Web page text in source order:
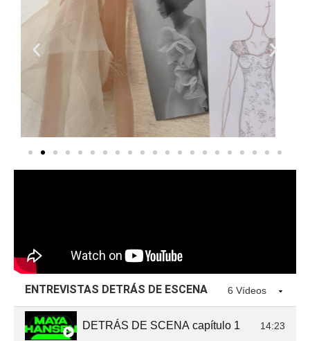
ENTREVISTAS DETRÁS DE ESCENA 6 Vídeos
DETRÁS DE SCENA capítulo 1 14:23